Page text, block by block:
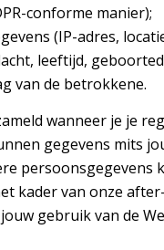
conforme manier);
(IP-adres,
leeftijd,
van de betrokkene.
wanneer je je
gegevens mits
persoonsgegevens
kader van onze
gebruik van de